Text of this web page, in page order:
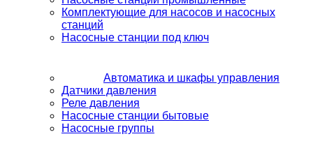
Комплектующие для насосов и насосных
станций
Насосные станции под ключ
Автоматика и шкафы управления
Датчики давления
Реле давления
Насосные станции бытовые
Насосные группы